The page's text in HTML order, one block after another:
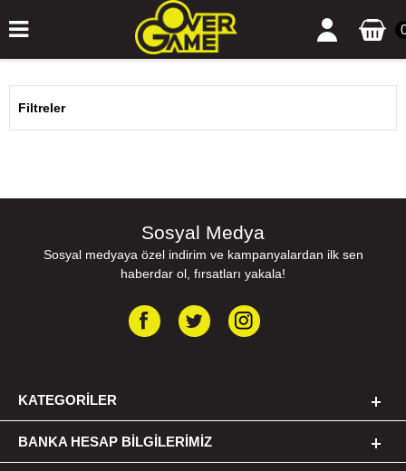
Filtreler
Sosyal Medya
Sosyal medyaya özel indirim ve kampanyalardan ilk sen
haberdar ol, fırsatları yakala!
KATEGORILER
BANKA HESAP BILGILERIMIZ